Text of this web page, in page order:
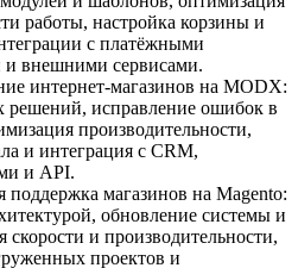
работы, настройка корзины и
с платёжными
и внешними сервисами.
интернет-магазинов на MODX:
решений, исправление ошибок в
производительности,
и интеграция с CRM,
и API.
поддержка магазинов на Magento:
обновление системы и
и производительности,
проектов и